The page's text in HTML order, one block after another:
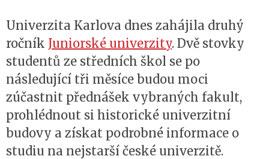
Univerzita Karlova dnes zahájila druhý
ročník Juniorské univerzity. Dvě stovky
studentů ze středních škol se po
následující tři měsíce budou moci
zúčastnit přednášek vybraných fakult,
prohlédnout si historické univerzitní
budovy a získat podrobné informace o
studiu na nejstarší české univerzitě.